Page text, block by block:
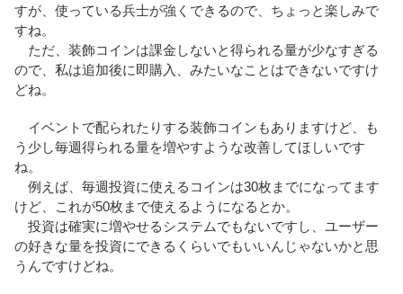
すが、使っている兵士が強くできるので、ちょっと楽しみで
すね。
ただ、装飾コインは課金しないと得られる量が少なすぎる
ので、私は追加後に即購入、みたいなことはできないですけ
どね。
イベントで配られたりする装飾コインもありますけど、も
う少し毎週得られる量を増やすような改善してほしいです
ね。
例えば、毎週投資に使えるコインは30枚までになってます
けど、これが50枚まで使えるようになるとか。
投資は確実に増やせるシステムでもないですし、ユーザー
の好きな量を投資にできるくらいでもいいんじゃないかと思
うんですけどね。